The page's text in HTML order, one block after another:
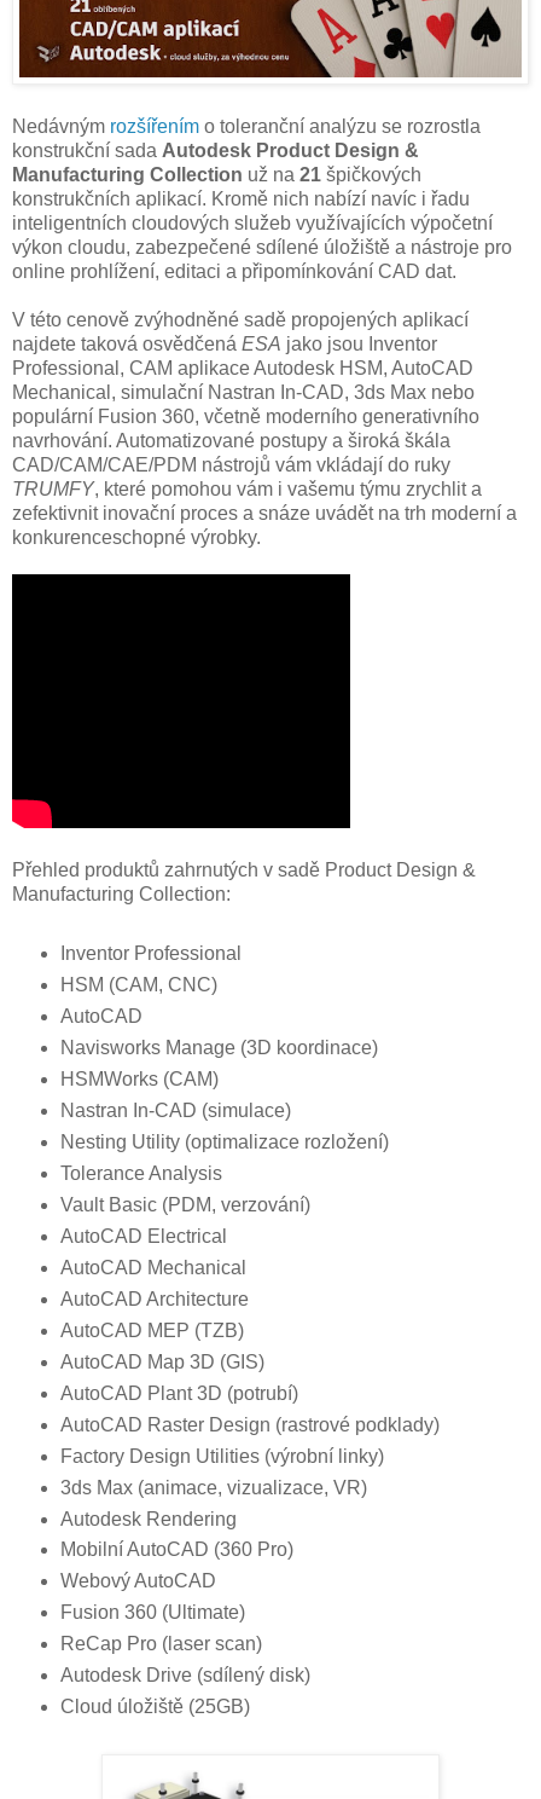
Nedávným rozšířením o toleranční analýzu se rozrostla
konstrukční sada Autodesk Product Design &
Manufacturing Collection už na 21 špičkových
konstrukčních aplikací. Kromě nich nabízí navíc i řadu
inteligentních cloudových služeb využívajících výpočetní
výkon cloudu, zabezpečené sdílené úložiště a nástroje pro
online prohlížení, editaci a připomínkování CAD dat.
V této cenově zvýhodněné sadě propojených aplikací
najdete taková osvědčená ESA jako jsou Inventor
Professional, CAM aplikace Autodesk HSM, AutoCAD
Mechanical, simulační Nastran In-CAD, 3ds Max nebo
populární Fusion 360, včetně moderního generativního
navrhování. Automatizované postupy a široká škála
CAD/CAM/CAE/PDM nástrojů vám vkládají do ruky
TRUMFY, které pomohou vám i vašemu týmu zrychlit a
zefektivnit inovační proces a snáze uvádět na trh moderní a
konkurenceschopné výrobky.
Přehled produktů zahrnutých v sadě Product Design &
Manufacturing Collection:
Inventor Professional
HSM (CAM, CNC)
AutoCAD
Navisworks Manage (3D koordinace)
HSMWorks (CAM)
Nastran In-CAD (simulace)
Nesting Utility (optimalizace rozložení)
Tolerance Analysis
Vault Basic (PDM, verzování)
AutoCAD Electrical
AutoCAD Mechanical
AutoCAD Architecture
AutoCAD MEP (TZB)
AutoCAD Map 3D (GIS)
AutoCAD Plant 3D (potrubí)
AutoCAD Raster Design (rastrové podklady)
Factory Design Utilities (výrobní linky)
3ds Max (animace, vizualizace, VR)
Autodesk Rendering
Mobilní AutoCAD (360 Pro)
Webový AutoCAD
Fusion 360 (Ultimate)
ReCap Pro (laser scan)
Autodesk Drive (sdílený disk)
Cloud úložiště (25GB)